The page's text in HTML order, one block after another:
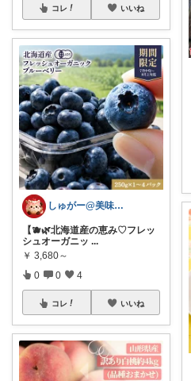
コレ いいね
しゅがー@美味しいスイーツや雑貨紹介
【🫐🌿北海道産の恵み♡フレッ
シュオーガニッ ...
￥ 3,680～
0 0 4
コレ いいね